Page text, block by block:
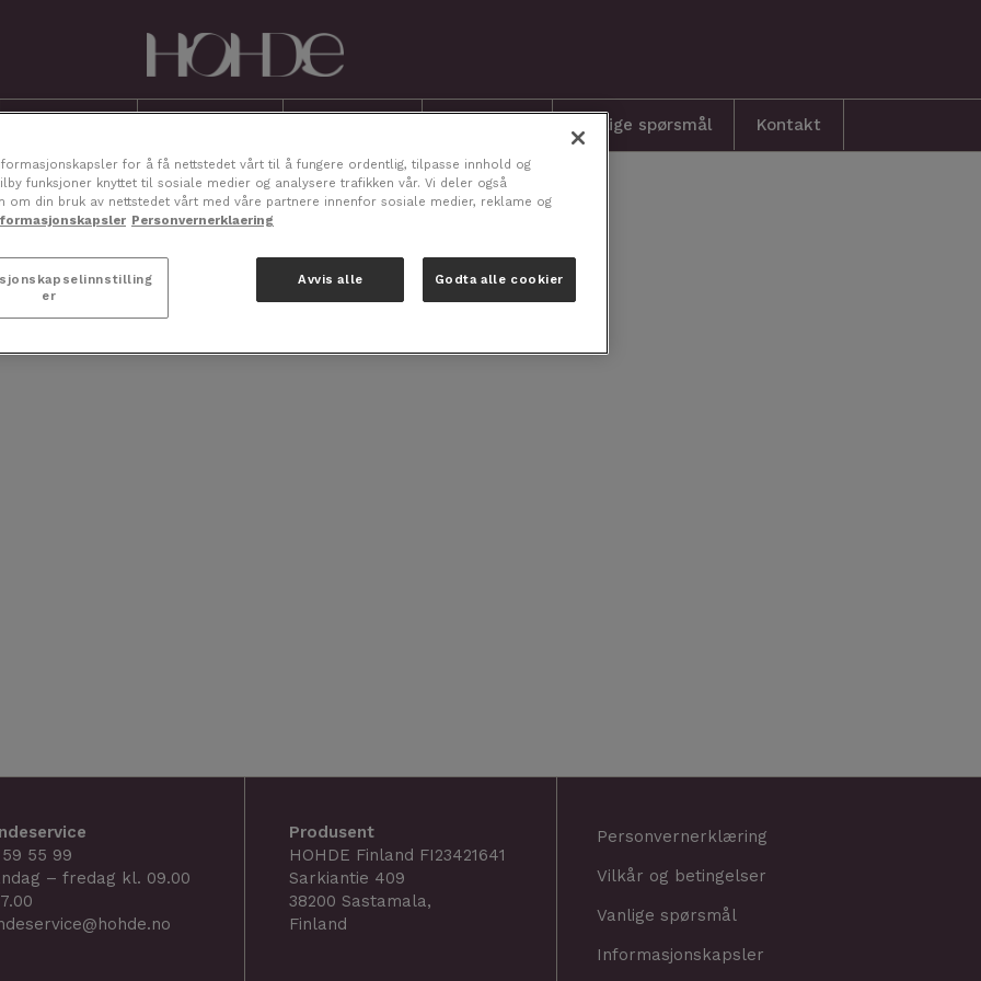
Produkter Vanlige spørsmål Kontakt
55 99
– fredag kl. 09.00
Produsent
HOHDE Finland FI23421641
Sarkiantie 409
38200 Sastamala,
Finland
Personvernerklæring
Vilkår og betingelser
Vanlige spørsmål
Informasjonskapsler
for å få nettstedet vårt til å fungere ordentlig, tilpasse innhold og
funksjoner knyttet til sosiale medier og analysere trafikken vår. Vi deler også
om din bruk av nettstedet vårt med våre partnere innenfor sosiale medier, reklame og
Personvernerklaering
Avvis alle Godta alle cookier
er